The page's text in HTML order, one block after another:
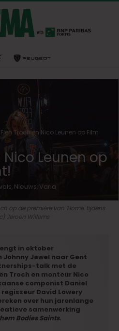
Fien Troch en Nico Leunen op Film
Nico Leunen op
, Nieuws, Varia
op de première van 'Home' tijdens
Jeroen Willems
in oktober
Jewel naar Gent
talk met de
Troch en monteur Nico
componist Daniel
David Lowery
over hun jarenlange
samenwerking
Bodies Saints.